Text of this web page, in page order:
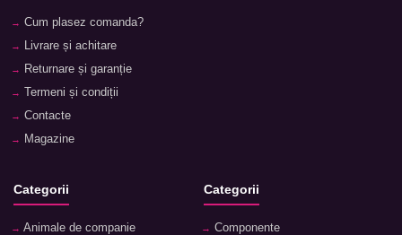
Cum plasez comanda?
Livrare și achitare
Returnare și garanție
Termeni și condiții
Contacte
Magazine
Categorii
Animale de companie
Categorii
Componente